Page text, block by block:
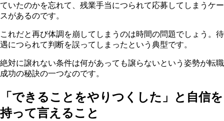
ていたのかを忘れて、残業手当につられて応募してしまうケー
スがあるのです。
これだと再び体調を崩してしまうのは時間の問題でしょう。待
遇につられて判断を誤ってしまったという典型です。
絶対に譲れない条件は何があっても譲らないという姿勢が転職
成功の秘訣の一つなのです。
「できることをやりつくした」と自信を
持って言えること